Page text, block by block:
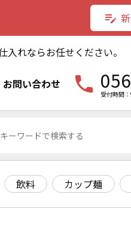
edit_note
れならお任せください。
問い合わせ phone 受付時間
飲料 カップ麺